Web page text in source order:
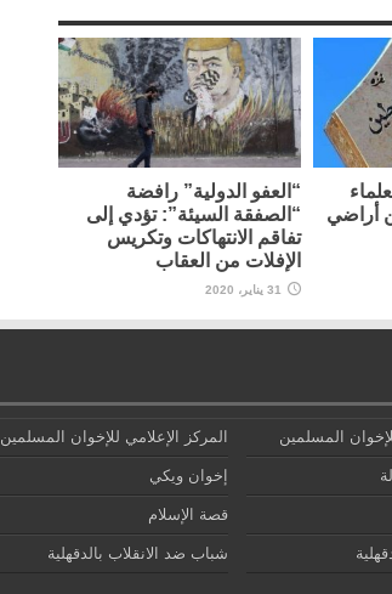
أراضي
“العفو الدولية” رافضة
“الصفقة السيئة”: تؤدي إلى
تفاقم الانتهاكات وتكريس
الإفلات من العقاب
31 يناير، 2020
المسلمين المركز الإعلامي للإخوان المسلمين
إخوان ويكي
قصة الإسلام
شباب ضد الانقلاب بالدقهلية